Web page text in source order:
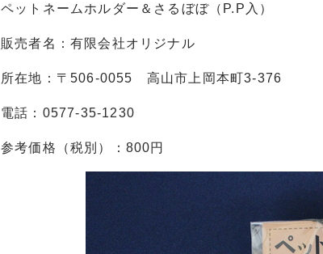
ペットネームホルダー＆さるぼぼ（P.P入）
販売者名：有限会社オリジナル
所在地：〒506-0055 高山市上岡本町3-376
電話：0577-35-1230
参考価格（税別）：800円